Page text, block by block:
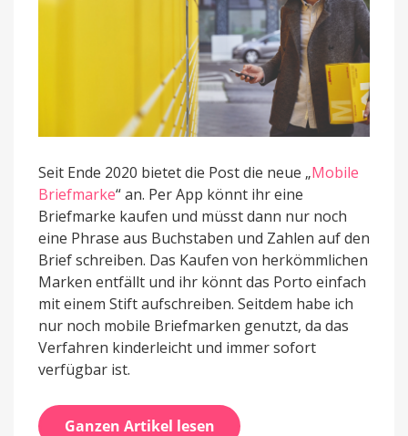
Seit Ende 2020 bietet die Post die neue „Mobile
Briefmarke“ an. Per App könnt ihr eine
Briefmarke kaufen und müsst dann nur noch
eine Phrase aus Buchstaben und Zahlen auf den
Brief schreiben. Das Kaufen von herkömmlichen
Marken entfällt und ihr könnt das Porto einfach
mit einem Stift aufschreiben. Seitdem habe ich
nur noch mobile Briefmarken genutzt, da das
Verfahren kinderleicht und immer sofort
verfügbar ist.
Ganzen Artikel lesen